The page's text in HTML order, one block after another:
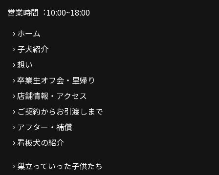
営業時間︓10:00~18:00
ホーム
子犬紹介
想い
卒業生オフ会・里帰り
店舗情報・アクセス
ご契約からお引渡しまで
アフター・補償
看板犬の紹介
巣立っていった子供たち